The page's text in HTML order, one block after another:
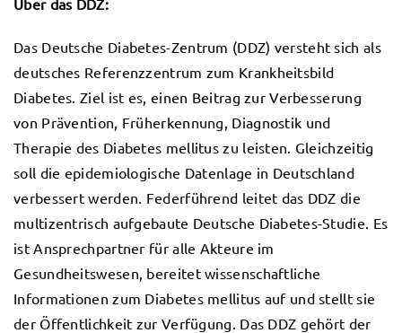
Das Deutsche Diabetes-Zentrum (DDZ) versteht sich als
deutsches Referenzzentrum zum Krankheitsbild
Diabetes. Ziel ist es, einen Beitrag zur Verbesserung
von Prävention, Früherkennung, Diagnostik und
Therapie des Diabetes mellitus zu leisten. Gleichzeitig
soll die epidemiologische Datenlage in Deutschland
verbessert werden. Federführend leitet das DDZ die
multizentrisch aufgebaute Deutsche Diabetes-Studie. Es
ist Ansprechpartner für alle Akteure im
Gesundheitswesen, bereitet wissenschaftliche
Informationen zum Diabetes mellitus auf und stellt sie
der Öffentlichkeit zur Verfügung. Das DDZ gehört der